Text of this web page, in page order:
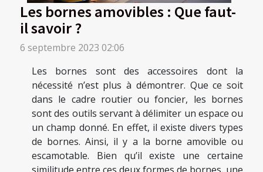
Les bornes amovibles : Que faut-
il savoir ?
6 septembre 2023 02:06
Les bornes sont des accessoires dont la
nécessité n’est plus à démontrer. Que ce soit
dans le cadre routier ou foncier, les bornes
sont des outils servant à délimiter un espace ou
un champ donné. En effet, il existe divers types
de bornes. Ainsi, il y a la borne amovible ou
escamotable. Bien qu’il existe une certaine